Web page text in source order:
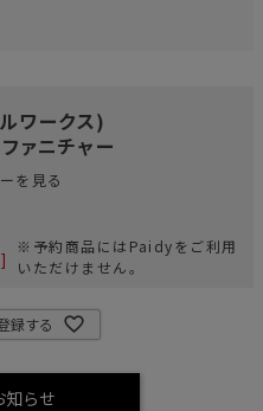
ワークス)
ァニチャー
を見る
※予約商品にはPaidyをご利用
いただけません。
録する
知らせ